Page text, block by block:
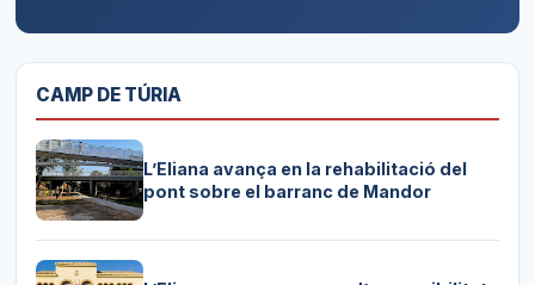
CAMP DE TÚRIA
L’Eliana avança en la rehabilitació del
pont sobre el barranc de Mandor